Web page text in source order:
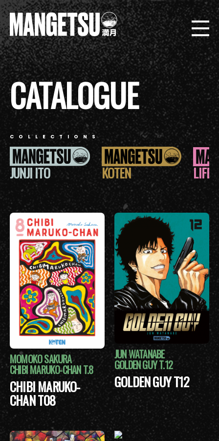
CATALOGUE
COLLECTIONS
JUNJI ITO KOTEN LIFE
MOMOKO SAKURA
CHIBI MARUKO-CHAN T.8
CHIBI MARUKO-
CHAN T08
JUN WATANABE
GOLDEN GUY T.12
GOLDEN GUY T12